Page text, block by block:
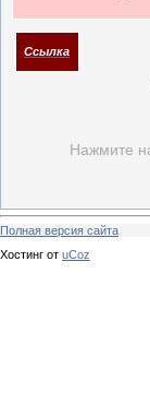
Ссылка
Нажмите
Полная версия сайта
Хостинг от uCoz